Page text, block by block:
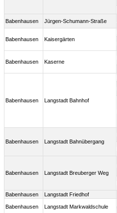
Babenhausen
Jürgen-Schumann-Straße
Babenhausen Kaisergärten
Babenhausen Kaserne
Babenhausen Langstadt Bahnhof
Babenhausen Langstadt Bahnübergang
Babenhausen Langstadt Breuberger Weg
Babenhausen
Langstadt Friedhof
Babenhausen Langstadt Markwaldschule